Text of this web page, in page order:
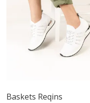
Baskets Reqins